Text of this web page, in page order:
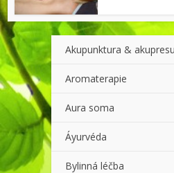
Akupunktura &
Aromaterapie
Aura soma
Áyurvéda
Bylinná léčba